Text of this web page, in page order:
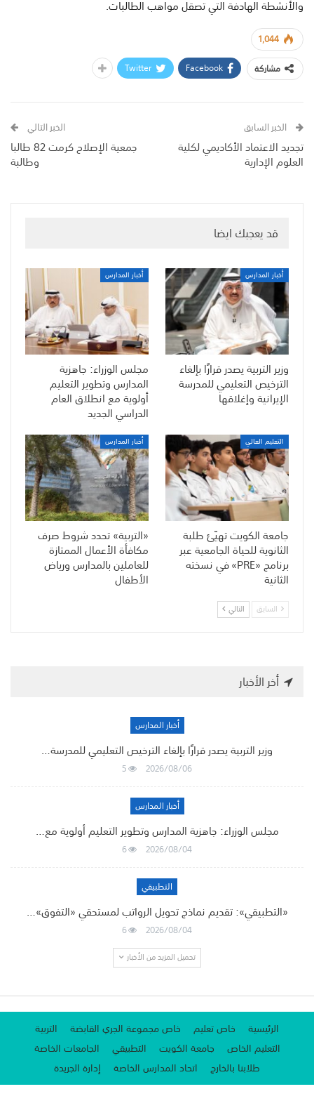
والأنشطة الهادفة التي تصقل مواهب الطالبات.
1,044
مشاركة
Facebook
Twitter
الخبر السابق
تجديد الاعتماد الأكاديمي لكلية
العلوم الإدارية
الخبر التالي
جمعية الإصلاح كرمت 82 طالبا
وطالبة
قد يعجبك ايضا
أخبار المدارس
وزير التربية يصدر قرارًا بإلغاء
الترخيص التعليمي للمدرسة
الإيرانية وإغلاقها
أخبار المدارس
مجلس الوزراء: جاهزية
المدارس وتطوير التعليم
أولوية مع انطلاق العام
الدراسي الجديد
التعليم العالي
جامعة الكويت تهيّئ طلبة
الثانوية للحياة الجامعية عبر
برنامج «PRE» في نسخته
الثانية
أخبار المدارس
«التربية» تحدد شروط صرف
مكافأة الأعمال الممتازة
للعاملين بالمدارس ورياض
الأطفال
السابق التالي
أخر الأخبار
أخبار المدارس
وزير التربية يصدر قرارًا بإلغاء الترخيص التعليمي للمدرسة…
2026/08/06
5
أخبار المدارس
مجلس الوزراء: جاهزية المدارس وتطوير التعليم أولوية مع…
2026/08/04
6
التطبيقي
«التطبيقي»: تقديم نماذج تحويل الرواتب لمستحقي «التفوق»…
2026/08/04
6
تحميل المزيد من الأخبار
الرئيسية خاص تعليم خاص مجموعة الجري القابضة
التربية
التعليم الخاص
جامعة الكويت التطبيقي
الجامعات الخاصة
طلابنا بالخارج
اتحاد المدارس الخاصة إدارة الجريدة